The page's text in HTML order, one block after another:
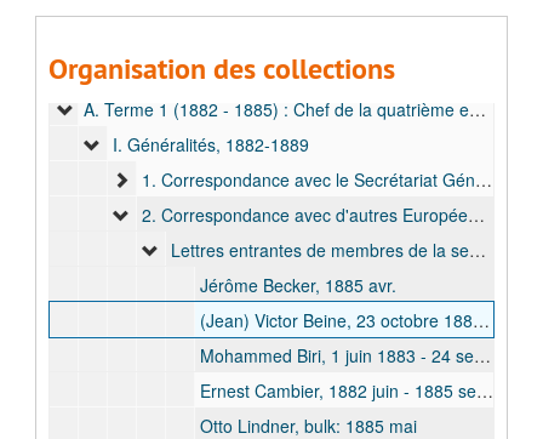
Organisation des collections
Fonds Storms, Emile
A. Terme 1 (1882 - 1885) : Chef de la quatrième expédition de l'AIA, 1882-1889
I. Généralités, 1882-1889
1. Correspondance avec le Secrétariat Général de l'AIA, 1882-1885
2. Correspondance avec d'autres Européens, 1882-1889
Lettres entrantes de membres de la section belge de l'AIA, 1882-1885
Jérôme Becker, 1885 avr.
(Jean) Victor Beine, 23 octobre 1883 - 5 janvier 1885
Mohammed Biri, 1 juin 1883 - 24 septembre 1883
Ernest Cambier, 1882 juin - 1885 sept.
Otto Lindner, bulk: 1885 mai